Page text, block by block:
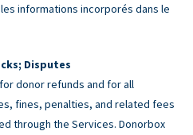
informations incorporés dans le
Disputes
donor refunds and for all
fines, penalties, and related fees
through the Services. Donorbox